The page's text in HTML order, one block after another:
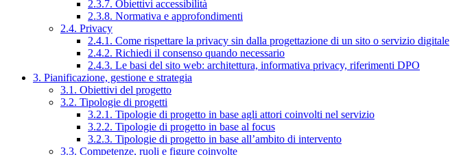
2.3.7. Obiettivi accessibilità
2.3.8. Normativa e approfondimenti
2.4. Privacy
2.4.1. Come rispettare la privacy sin dalla progettazione di un sito o servizio digitale
2.4.2. Richiedi il consenso quando necessario
2.4.3. Le basi del sito web: architettura, informativa privacy, riferimenti DPO
3. Pianificazione, gestione e strategia
3.1. Obiettivi del progetto
3.2. Tipologie di progetti
3.2.1. Tipologie di progetto in base agli attori coinvolti nel servizio
3.2.2. Tipologie di progetto in base al focus
3.2.3. Tipologie di progetto in base all’ambito di intervento
3.3. Competenze, ruoli e figure coinvolte